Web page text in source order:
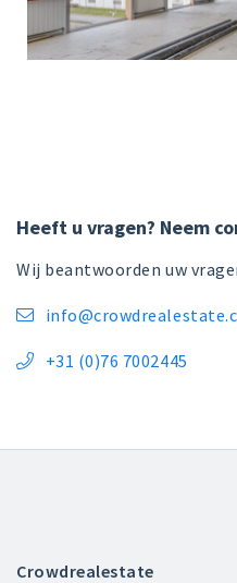
Heeft u vragen? Neem
Wij beantwoorden uw

 +31 (0)76 7002445
Crowdrealestate